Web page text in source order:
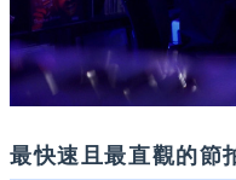
最快速且最直觀的節